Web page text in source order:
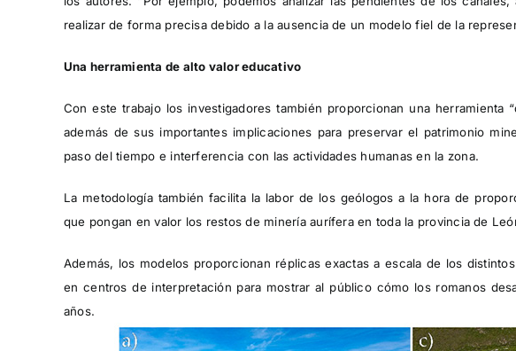
realizar de forma precisa debido a la ausencia de un modelo fiel de la
Una herramienta de alto valor educativo
Con este trabajo los investigadores también proporcionan una herramienta
además de sus importantes implicaciones para preservar el patrimonio
paso del tiempo e interferencia con las actividades humanas en la zona.
La metodología también facilita la labor de los geólogos a la hora de
que pongan en valor los restos de minería aurífera en toda la provincia de
Además, los modelos proporcionan réplicas exactas a escala de los
en centros de interpretación para mostrar al público cómo los romanos
años.